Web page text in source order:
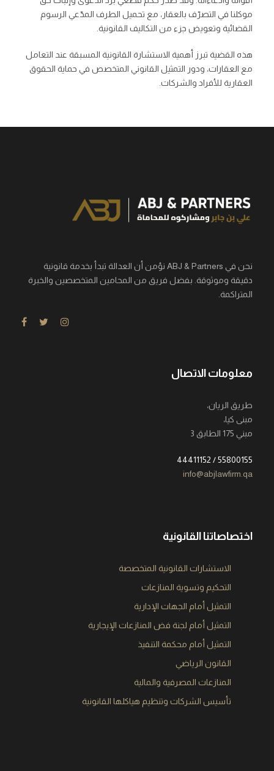
موكلنا في التصرّف بالعقار، مع تحميل الطرف المدّعي الرسوم
القضائية وتعويض جزء من التكاليف القانونية.
هذه القضية تبرز أهمية الاستشارة القانونية المسبقة عند التعامل
مع العقارات، ودور التمثيل القانوني المتخصص في حماية الحقوق
العقارية للأفراد والشركات.
نحن في ABJ & Partners نؤمن أن العدالة تبدأ بخدمة قانونية
دقيقة وموثوقة. بفضل فريق من المحامين المتخصصين والخبرة
المتراكمة.
معلومات الاتصال
طريق الريان،
مبنى كيا،
مبني 175 الطابق 3
55800155 / 44411152
info@abjlawfirm.qa
اختصاصاتنا القانونية
الاستشارات القانونية المتخصصة​
التحكيم وتسوية المنازعات​
التمثيل أمام الجهات الإدارية​
التمثيل أمام لجنة فض المنازعات الإيجارية​
التمثيل أمام محكمة التنفيذ​
القانون الرياضي​
المنازعات المصرفية والمالية​
تأسيس الشركات وتنظيم هياكلها القانونية​